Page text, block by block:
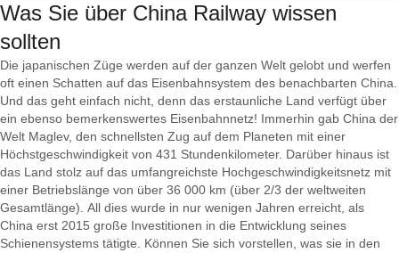
Was Sie über China Railway wissen
sollten
Die japanischen Züge werden auf der ganzen Welt gelobt und werfen
oft einen Schatten auf das Eisenbahnsystem des benachbarten China.
Und das geht einfach nicht, denn das erstaunliche Land verfügt über
ein ebenso bemerkenswertes Eisenbahnnetz! Immerhin gab China der
Welt Maglev, den schnellsten Zug auf dem Planeten mit einer
Höchstgeschwindigkeit von 431 Stundenkilometer. Darüber hinaus ist
das Land stolz auf das umfangreichste Hochgeschwindigkeitsnetz mit
einer Betriebslänge von über 36 000 km (über 2/3 der weltweiten
Gesamtlänge). All dies wurde in nur wenigen Jahren erreicht, als
China erst 2015 große Investitionen in die Entwicklung seines
Schienensystems tätigte. Können Sie sich vorstellen, was sie in den